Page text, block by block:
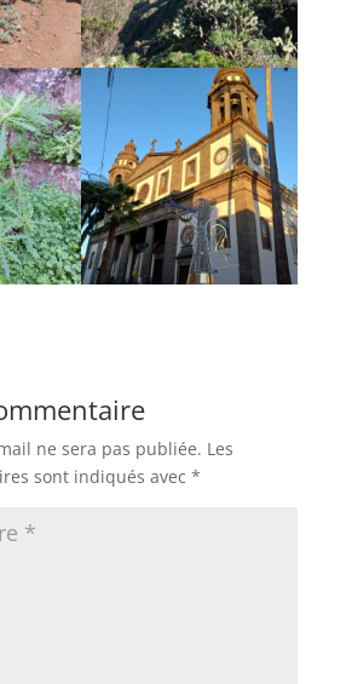
ne sera pas publiée. Les
sont indiqués avec *